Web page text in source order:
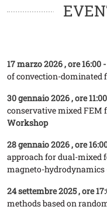
17 marzo 2026, ore 16:00
of convection-dominated
30 gennaio 2026, ore
conservative mixed FEM
Workshop
28 gennaio 2026, ore
approach for dual-mixed
magneto-hydrodynamics
24 settembre 2025, ore
methods based on